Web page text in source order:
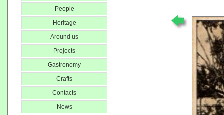
People
Heritage
Around us
Projects
Gastronomy
Crafts
Contacts
News